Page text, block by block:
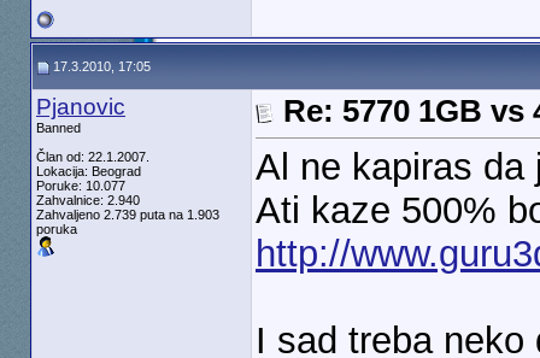
17.3.2010, 17:05
Pjanovic
Banned
Član od: 22.1.2007.
Lokacija: Beograd
Poruke: 10.077
Zahvalnice: 2.940
Zahvaljeno 2.739 puta na 1.903
poruka
Re: 5770 1GB vs
Al ne kapiras da
Ati kaze 500%
http://
I sad treba